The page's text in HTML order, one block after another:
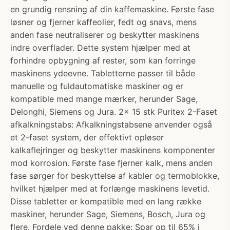
en grundig rensning af din kaffemaskine. Første fase
løsner og fjerner kaffeolier, fedt og snavs, mens
anden fase neutraliserer og beskytter maskinens
indre overflader. Dette system hjælper med at
forhindre opbygning af rester, som kan forringe
maskinens ydeevne. Tabletterne passer til både
manuelle og fuldautomatiske maskiner og er
kompatible med mange mærker, herunder Sage,
Delonghi, Siemens og Jura. 2x 15 stk Puritex 2-Faset
afkalkningstabs: Afkalkningstabsene anvender også
et 2-faset system, der effektivt opløser
kalkaflejringer og beskytter maskinens komponenter
mod korrosion. Første fase fjerner kalk, mens anden
fase sørger for beskyttelse af kabler og termoblokke,
hvilket hjælper med at forlænge maskinens levetid.
Disse tabletter er kompatible med en lang række
maskiner, herunder Sage, Siemens, Bosch, Jura og
flere. Fordele ved denne pakke: Spar op til 65% i